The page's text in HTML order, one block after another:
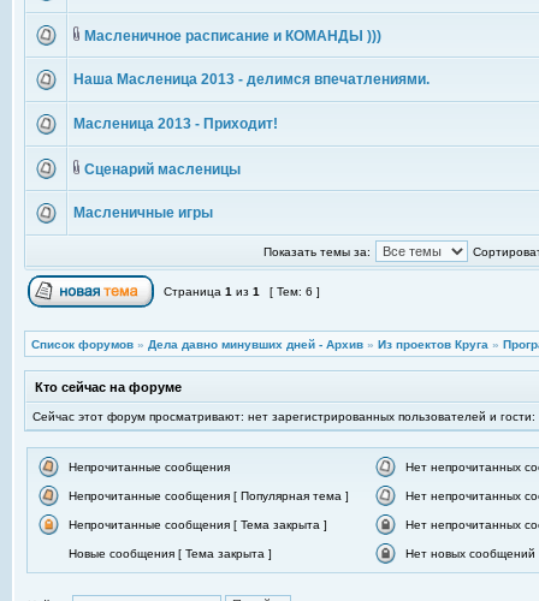
Масленичное расписание и КОМАНДЫ )))
Наша Масленица 2013 - делимся впечатлениями.
Масленица 2013 - Приходит!
Сценарий масленицы
Масленичные игры
Показать темы за:
Страница 1 из 1 [ Тем: 6 ]
Список форумов » Дела давно минувших дней - Архив » Из проектов Круга »
Кто сейчас на форуме
Сейчас этот форум просматривают: нет зарегистрированных пользователей и гости:
Непрочитанные сообщения Нет непрочитанных
Непрочитанные сообщения [ Популярная тема ] Нет непрочитанных
Непрочитанные сообщения [ Тема закрыта ] Нет непрочитанных
Новые сообщения [ Тема закрыта ] Нет новых сообщений